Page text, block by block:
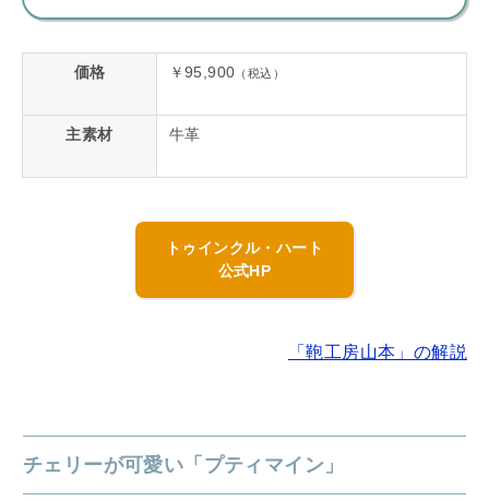
価格 ￥95,900 （税込）
主素材 牛革
トゥインクル・ハート
公式HP
「鞄工房山本」の解説
チェリーが可愛い「プティマイン」